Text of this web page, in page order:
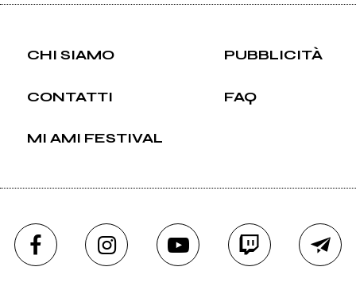
CHI SIAMO PUBBLICITÀ
CONTATTI FAQ
MI AMI FESTIVAL